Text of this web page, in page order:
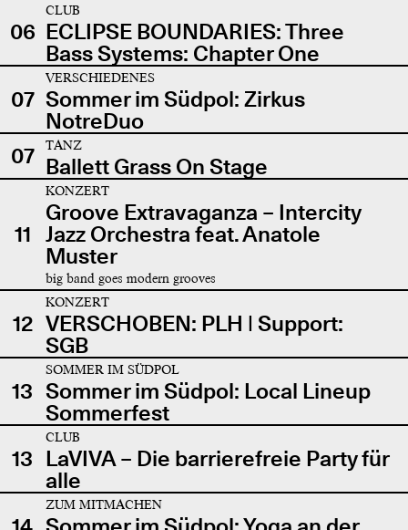
06
CLUB
ECLIPSE BOUNDARIES: Three
Bass Systems: Chapter One
07
VERSCHIEDENES
Sommer im Südpol: Zirkus
NotreDuo
07
TANZ
Ballett Grass On Stage
11
KONZERT
Groove Extravaganza – Intercity
Jazz Orchestra feat. Anatole
Muster
big band goes modern grooves
12
KONZERT
VERSCHOBEN: PLH | Support:
SGB
13
SOMMER IM SÜDPOL
Sommer im Südpol: Local Lineup
Sommerfest
13
CLUB
LaVIVA – Die barrierefreie Party für
alle
ZUM MITMACHEN